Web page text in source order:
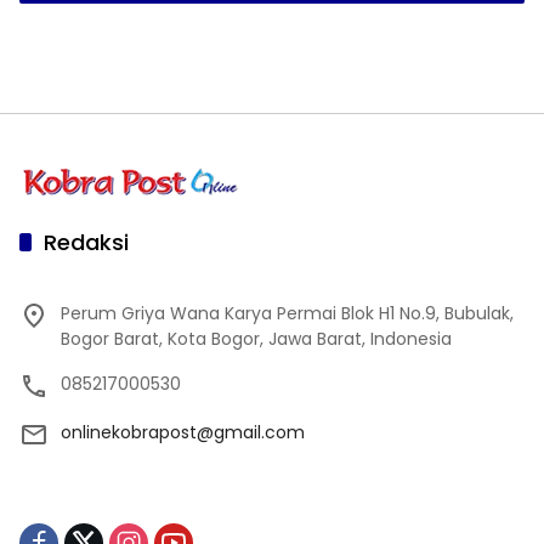
Redaksi
Perum Griya Wana Karya Permai Blok H1 No.9, Bubulak,
Bogor Barat, Kota Bogor, Jawa Barat, Indonesia
085217000530
onlinekobrapost@gmail.com